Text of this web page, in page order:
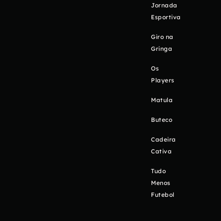
Jornada
Esportiva
Giro na
Gringa
Os
Players
Matula
Buteco
Cadeira
Cativa
Tudo
Menos
Futebol